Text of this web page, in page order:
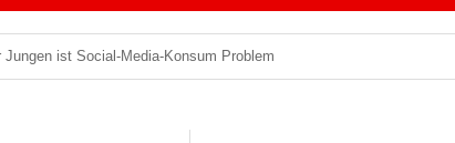
Jungen ist Social-Media-Konsum Problem